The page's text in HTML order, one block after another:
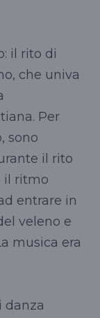
il rito di
che univa
Per
sono
il rito
il ritmo
entrare in
veleno e
musica era
danza